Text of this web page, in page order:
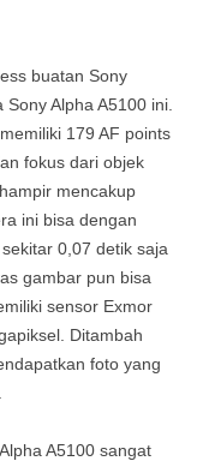
buatan Sony
Alpha A5100 ini.
179 AF points
fokus dari objek
mencakup
ini bisa dengan
0,07 detik saja
gambar pun bisa
sensor Exmor
Ditambah
foto yang
A5100 sangat